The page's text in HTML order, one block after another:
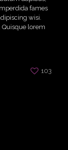
fames
wisi.
lorem
103